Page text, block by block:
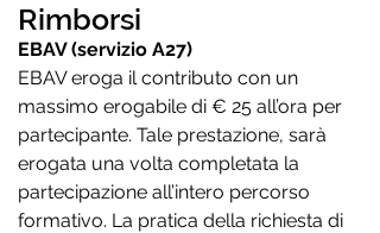
Rimborsi
EBAV (servizio A27)
EBAV eroga il contributo con un
massimo erogabile di € 25 all’ora per
partecipante. Tale prestazione, sarà
erogata una volta completata la
partecipazione all’intero percorso
formativo. La pratica della richiesta di